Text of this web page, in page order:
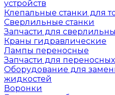
устройств
Клепальные станки для
Сверлильные станки
Запчасти для
Краны гидравлические
Лампы переносные
Запчасти для
Оборудование для
жидкостей
Воронки